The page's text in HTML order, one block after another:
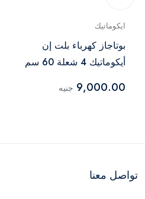
ايكوماتيك
بوتاجاز كهرباء بلت إن
أيكوماتيك 4 شعلة 60 سم
9,000.00 جنيه
تواصل معنا